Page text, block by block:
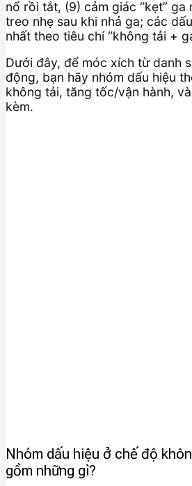
nổ rồi tắt, (9) cảm giác “kẹt” ga
treo nhẹ sau khi nhả ga; các
nhất theo tiêu chí “không tải +
Dưới đây, để móc xích từ danh
động, bạn hãy nhóm dấu hiệu
không tải, tăng tốc/vận hành,
kèm.
Nhóm dấu hiệu ở chế độ
gồm những gì?